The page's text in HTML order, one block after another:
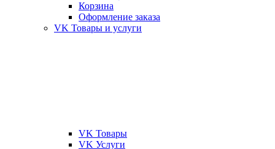
Корзина
Оформление заказа
VK Товары и услуги
VK Товары
VK Услуги